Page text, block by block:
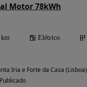
Motor 78kWh
Elétrico
Iria e Forte da Casa (Lisboa)